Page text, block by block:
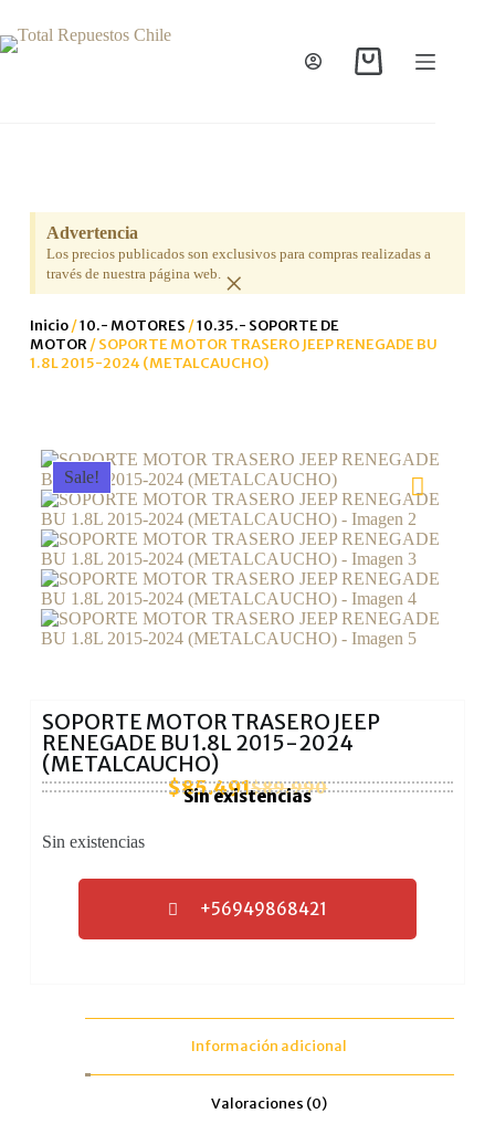
Advertencia
Los precios publicados son exclusivos para compras realizadas a
través de nuestra página web. ×
Inicio/10.- MOTORES /10.35.- SOPORTE DE
MOTOR/ SOPORTE MOTOR TRASERO JEEP RENEGADE BU
1.8L 2015-2024 (METALCAUCHO)
Sale!
SOPORTE MOTOR TRASERO JEEP
RENEGADE BU 1.8L 2015-2024
(METALCAUCHO)
$89.990
$85.491
Sin existencias
Sin existencias
+56949868421
Información adicional
Valoraciones (0)